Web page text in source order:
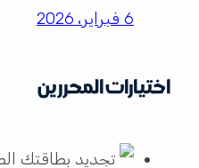
6 فبراير، 2026
اختيارات المحررين